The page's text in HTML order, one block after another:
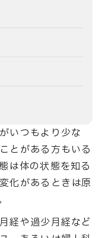
いつもより少な
とがある方もいる
は体の状態を知る
化があるときは原
経や過少月経など